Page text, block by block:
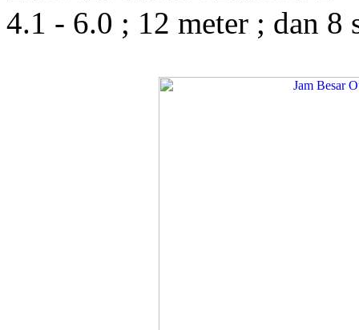
4.1 - 6.0 ; 12 meter ; dan 8